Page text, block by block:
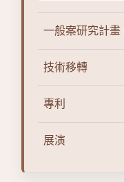
一般案研究計畫
技術移轉
專利
展演